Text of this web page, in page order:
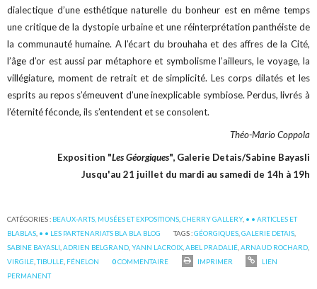
dialectique d’une esthétique naturelle du bonheur est en même temps
une critique de la dystopie urbaine et une réinterprétation panthéiste de
la communauté humaine. A l’écart du brouhaha et des affres de la Cité,
l’âge d’or est aussi par métaphore et symbolisme l’ailleurs, le voyage, la
villégiature, moment de retrait et de simplicité. Les corps dilatés et les
esprits au repos s’émeuvent d’une inexplicable symbiose. Perdus, livrés à
l’éternité féconde, ils s’entendent et se consolent.
Théo-Mario Coppola
Exposition "Les Géorgiques", Galerie Detais/Sabine Bayasli
Jusqu'au 21 juillet du mardi au samedi de 14h à 19h
CATÉGORIES : BEAUX-ARTS, MUSÉES ET EXPOSITIONS ,CHERRY GALLERY, • • ARTICLES ET
BLABLAS • • LES PARTENARIATS BLA BLA BLOG TAGS :GÉORGIQUES ,GALERIE DETAIS
SABINE BAYASLI ,ADRIEN BELGRAND ,YANN LACROIX ,ABEL PRADALIÉ ,ARNAUD ROCHARD
VIRGILE ,TIBULLE FÉNELON 0COMMENTAIRE IMPRIMER
LIEN
PERMANENT